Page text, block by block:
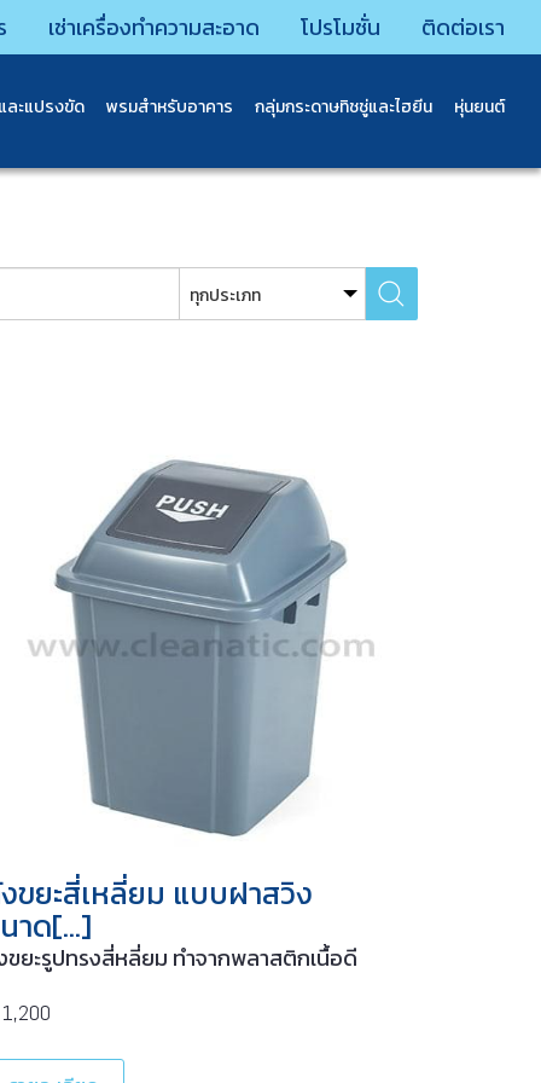
เช่าเครื่องทำความสะอาด โปรโมชั่น ติดต่อเรา
ละแปรงขัด พรมสําหรับอาคาร กลุ่มกระดาษทิชชู่และไฮยีน หุ่นยนต์
ขยะสี่เหลี่ยม แบบฝาสวิง
าด[…]
ขยะรูปทรงสี่หลี่ยม ทำจากพลาสติกเนื้อดี
1,200